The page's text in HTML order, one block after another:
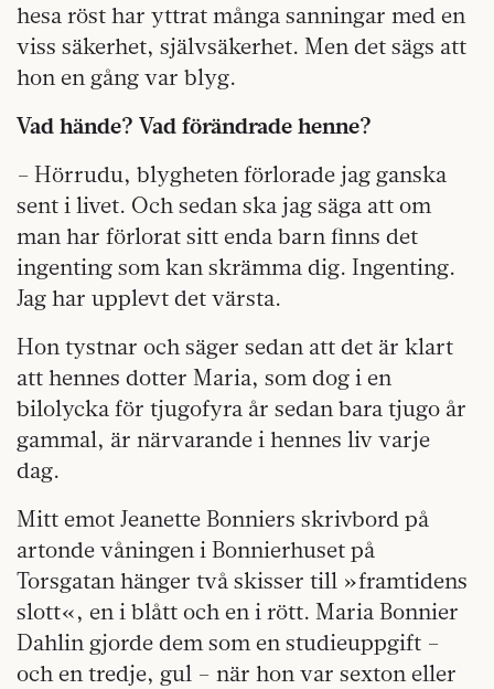
hesa röst har yttrat många sanningar med en
viss säkerhet, själv­säkerhet. Men det sägs att
hon en gång var blyg.
Vad hände? Vad förändrade henne?
– Hörrudu, blygheten förlorade jag ganska
sent i livet. Och sedan ska jag säga att om
man har förlorat sitt enda barn finns det
ingenting som kan skrämma dig. Ingenting.
Jag har upplevt det värsta.
Hon tystnar och säger sedan att det är klart
att hennes dotter Maria, som dog i en
bilolycka för tjugofyra år sedan bara tjugo år
gammal, är närvarande i hennes liv varje
dag.
Mitt emot Jeanette Bonniers skrivbord på
artonde våningen i Bonnierhuset på
Torsgatan hänger två skisser till »framtidens
slott«, en i blått och en i rött. Maria Bonnier
Dahlin gjorde dem som en studieuppgift –
och en tredje, gul – när hon var sexton eller